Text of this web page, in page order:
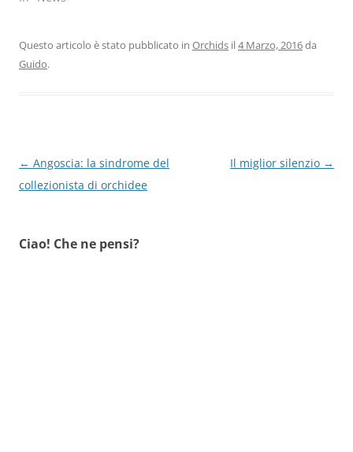
Questo articolo è stato pubblicato in Orchids il4 Marzo, 2016da
Guido.
Navigazione
articolo
← Angoscia: la sindrome del
collezionista di orchidee
Il miglior silenzio →
Ciao! Che ne pensi?